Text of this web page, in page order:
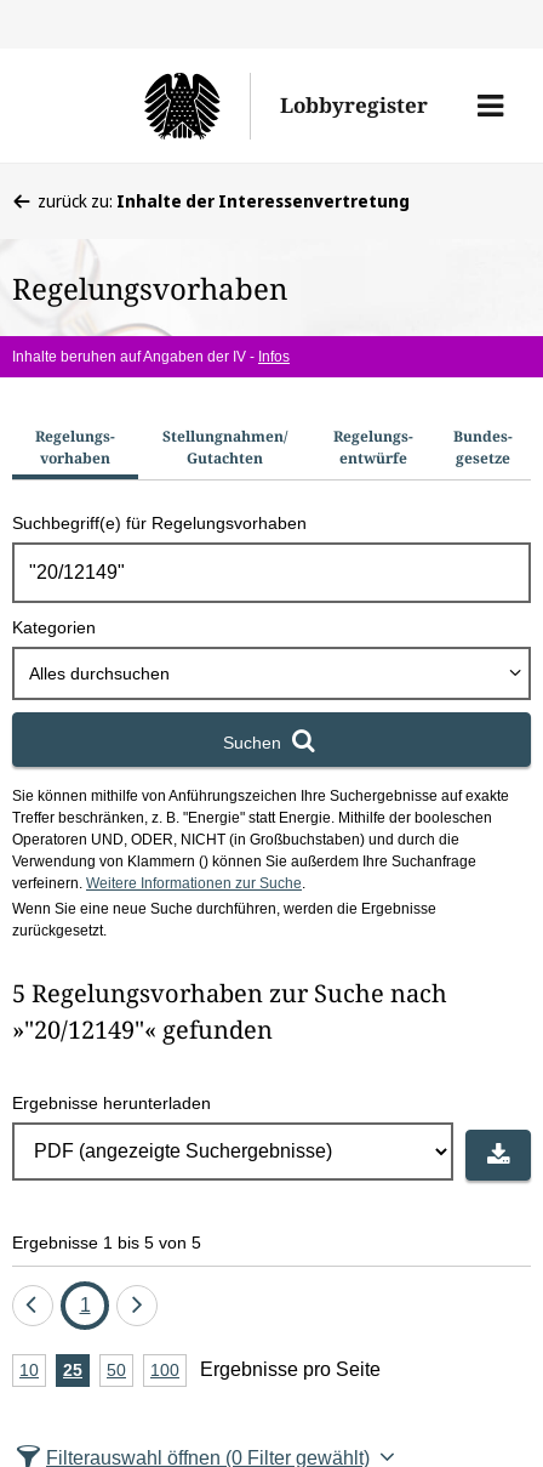
den
Lobbyregister
Menü
befinden
hier:
zurück zu: Inhalte der Interessenvertretung
Regelungsvorhaben
Inhalte beruhen auf Angaben der IV - Infos
u
c
h
o
Regelungs­
vorhaben
Stellungnahmen/​
Gutachten
Regelungs­
entwürfe
Bundes­
gesetze
Suchbegriff(e) für Regelungsvorhaben
Kategorien
Alles durchsuchen
Suchen
Sie können mithilfe von Anführungszeichen Ihre Suchergebnisse auf exakte
Treffer beschränken, z. B. "Energie" statt Energie. Mithilfe der booleschen
Operatoren UND, ODER, NICHT (in Großbuchstaben) und durch die
Verwendung von Klammern () können Sie außerdem Ihre Suchanfrage
verfeinern. Weitere Informationen zur Suche
Wenn Sie eine neue Suche durchführen, werden die Ergebnisse
zurückgesetzt.
5 Regelungsvorhaben zur Suche nach
»"20/12149"« gefunden
Ergebnisse herunterladen
Ergebnisse 1 bis 5 von 5
Eine
zurück
Seite
1
Eine
vor
A
z
10Ergebnisse
25Ergebnisse
50Ergebnisse
100Ergebnisse
Ergebnisse pro Seite
Filterauswahl öffnen (0 Filter gewählt)